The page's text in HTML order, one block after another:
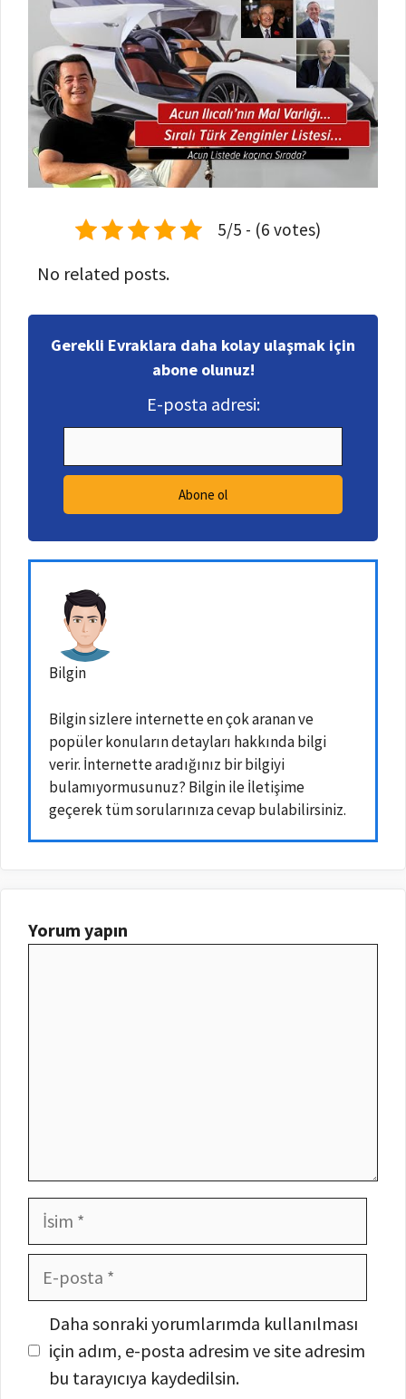
5/5 - (6 votes)
No related posts.
Gerekli Evraklara daha kolay ulaşmak için
abone olunuz!
E-posta adresi:
Bilgin
Bilgin sizlere internette en çok aranan ve
popüler konuların detayları hakkında bilgi
verir. İnternette aradığınız bir bilgiyi
bulamıyormusunuz? Bilgin ile İletişime
geçerek tüm sorularınıza cevap bulabilirsiniz.
Yorum yapın
İsim
posta
İnternet
sitesi
Daha sonraki yorumlarımda kullanılması
için adım, e-posta adresim ve site adresim
bu tarayıcıya kaydedilsin.